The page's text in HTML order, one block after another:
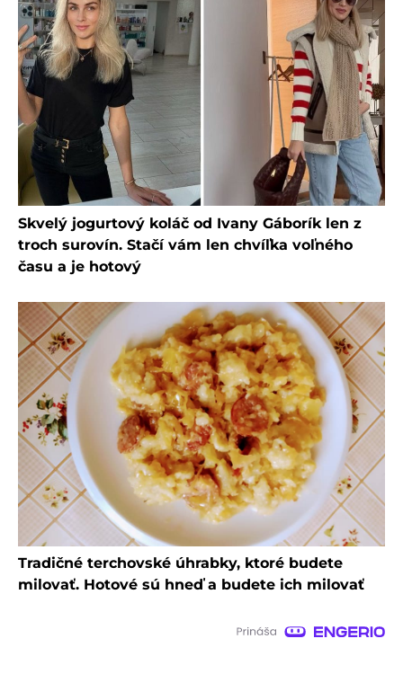
Skvelý jogurtový koláč od Ivany Gáborík len z
troch surovín. Stačí vám len chvíľka voľného
času a je hotový
Tradičné terchovské úhrabky, ktoré budete
milovať. Hotové sú hneď a budete ich milovať